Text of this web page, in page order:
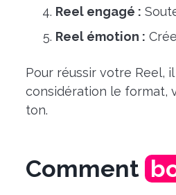
Reel engagé :
Reel émotion :
Pour réussir votre Reel,
considération le format,
ton.
Comment